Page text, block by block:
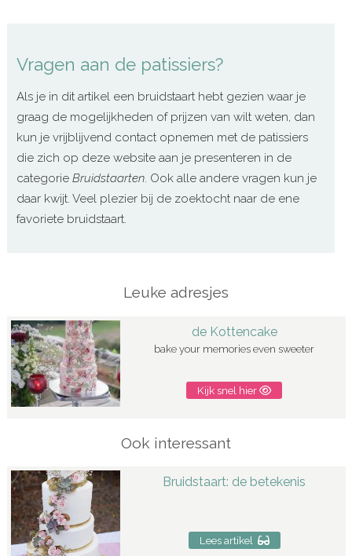
Vragen aan de patissiers?
Als je in dit artikel een bruidstaart hebt gezien waar je
graag de mogelijkheden of prijzen van wilt weten, dan
kun je vrijblijvend contact opnemen met de patissiers
die zich op deze website aan je presenteren in de
categorieBruidstaarten. Ook alle andere vragen kun je
daar kwijt. Veel plezier bij de zoektocht naar de ene
favoriete bruidstaart.
Leuke adresjes
de Kottencake
bake your memories even sweeter
Kijk snel hier
Ook interessant
Bruidstaart: de betekenis
Lees artikel